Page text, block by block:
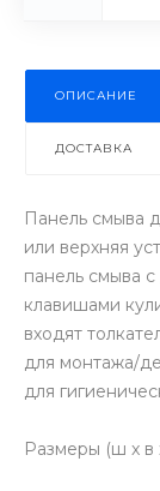
ОПИСАНИЕ
ДОСТАВКА
Панель смыва
или верхняя
панель смыва
клавишами
входят
для монтажа/
для
Размеры (ш x в